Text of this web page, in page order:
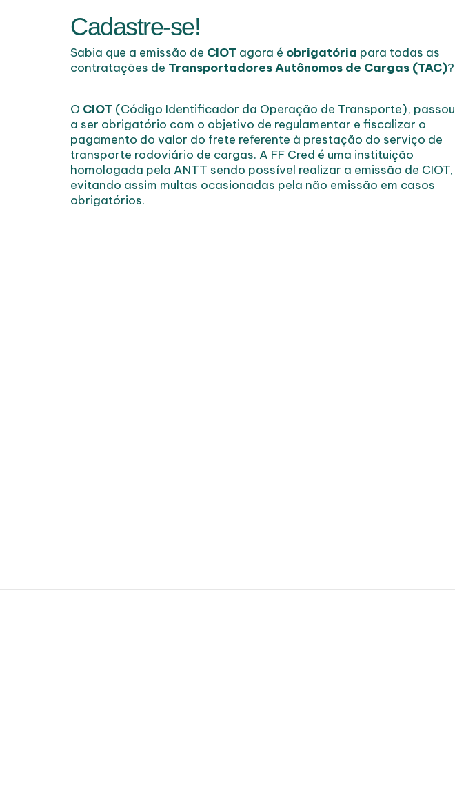
Cadastre-se!
Sabia que a emissão de CIOT agora é obrigatória para todas as
contratações de Transportadores Autônomos de Cargas (TAC)?
O CIOT (Código Identificador da Operação de Transporte), passou
a ser obrigatório com o objetivo de regulamentar e fiscalizar o
pagamento do valor do frete referente à prestação do serviço de
transporte rodoviário de cargas. A FF Cred é uma instituição
homologada pela ANTT sendo possível realizar a emissão de CIOT,
evitando assim multas ocasionadas pela não emissão em casos
obrigatórios.